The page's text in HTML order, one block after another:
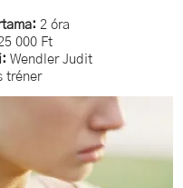
2 óra
000 Ft
Wendler Judit
tréner